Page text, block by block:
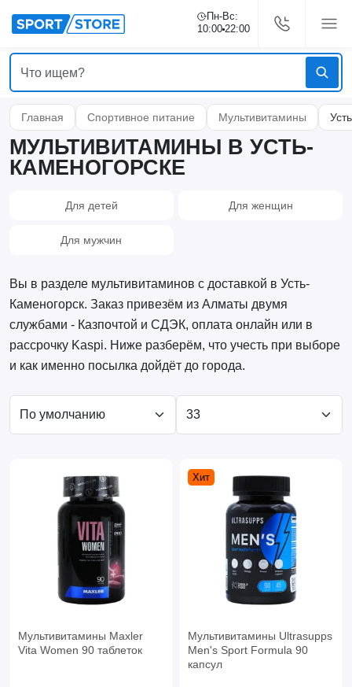
Пн-Вс:
10:00 22:00
Главная Спортивное питание Мультивитамины
МУЛЬТИВИТАМИНЫ В УСТЬ-
КАМЕНОГОРСКЕ
Для детей Для женщин
Для мужчин
Вы в разделе мультивитаминов с доставкой в Усть-
Каменогорск. Заказ привезём из Алматы двумя
службами - Казпочтой и СДЭК, оплата онлайн или в
рассрочку Kaspi. Ниже разберём, что учесть при выборе
и как именно посылка дойдёт до города.
Мультивитамины Maxler
Vita Women 90 таблеток
Хит
Мультивитамины Ultrasupps
Men's Sport Formula 90
капсул